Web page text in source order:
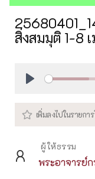
สิ่งสมมุติ 1-8 เ
ผู้ให้ธรรม
พระอาจารย์